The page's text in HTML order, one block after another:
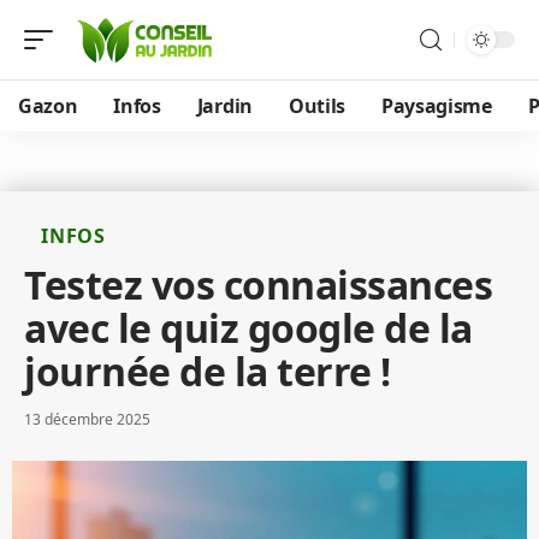
Gazon Infos Jardin Outils Paysagisme
INFOS
Testez vos connaissances
avec le quiz google de la
journée de la terre !
13 décembre 2025